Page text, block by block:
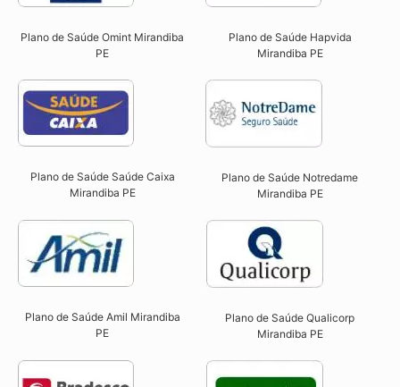
Plano de Saúde Omint Mirandiba
PE​
Plano de Saúde Hapvida
Mirandiba PE​
Plano de Saúde Saúde Caixa
Mirandiba PE​
Plano de Saúde Notredame
Mirandiba PE​
Plano de Saúde Amil Mirandiba
PE
Plano de Saúde Qualicorp
Mirandiba PE​